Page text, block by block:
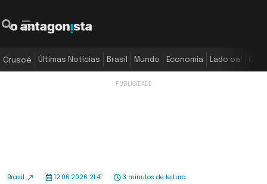
Crusoé Últimas Notícias Brasil Mundo Economia Lado oa!
Brasil 12.06.2026 21:41 3 minutos de leitura